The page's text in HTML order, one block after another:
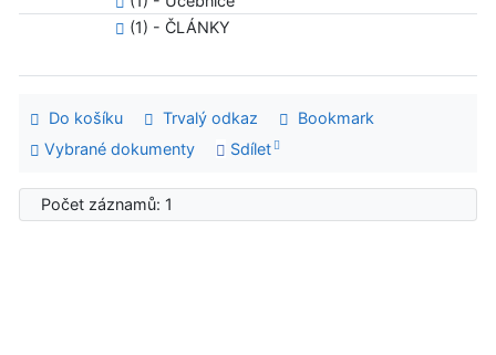
(1) - ČLÁNKY
Do košíku Trvalý odkaz
Bookmark
Vybrané dokumenty
Sdílet
Počet záznamů: 1